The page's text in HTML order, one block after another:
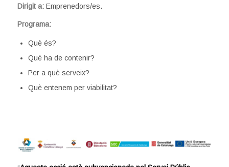
Dirigit a: Emprenedors/es.
Programa:
Què és?
Què ha de contenir?
Per a què serveix?
Què entenem per viabilitat?